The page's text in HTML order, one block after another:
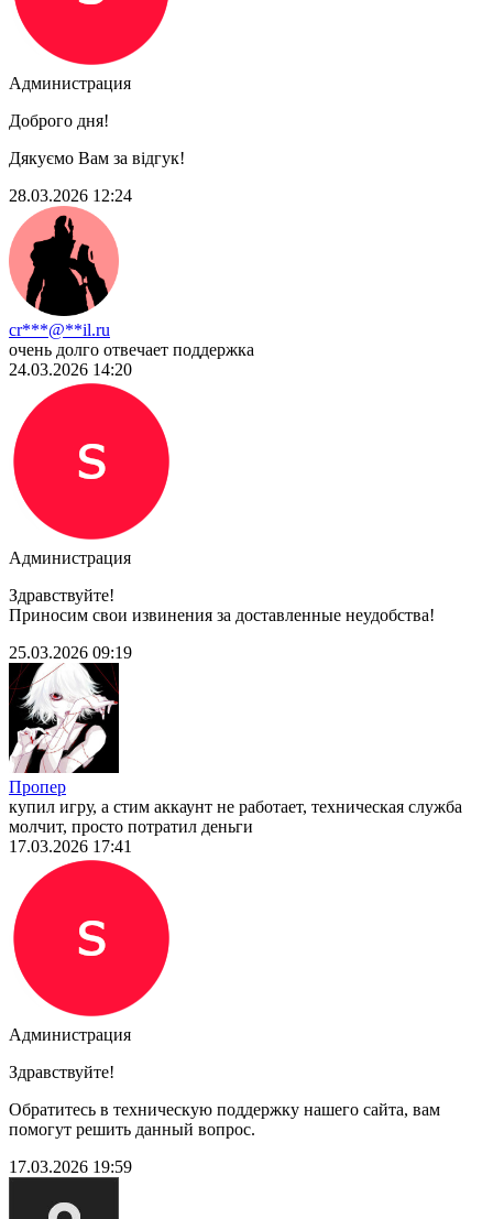
Администрация
Доброго дня!
Дякуємо Вам за відгук!
28.03.2026 12:24
cr***@**il.ru
очень долго отвечает поддержка
24.03.2026 14:20
Администрация
Здравствуйте!
Приносим свои извинения за доставленные неудобства!
25.03.2026 09:19
Пропер
купил игру, а стим аккаунт не работает, техническая служба
молчит, просто потратил деньги
17.03.2026 17:41
Администрация
Здравствуйте!
Обратитесь в техническую поддержку нашего сайта, вам
помогут решить данный вопрос.
17.03.2026 19:59